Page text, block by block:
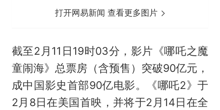
打开网易新闻 查看更多图片
截至2月11日19时03分，影片《哪吒之魔
童闹海》总票房（含预售）突破90亿元，
成中国影史首部90亿电影。《哪吒2》于
2月8日在美国首映，并将于2月14日在全